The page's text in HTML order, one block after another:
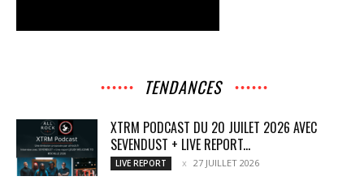
TENDANCES
XTRM PODCAST DU 20 JUILET 2026 AVEC
SEVENDUST + LIVE REPORT...
LIVE REPORT 27 JUILLET 2026